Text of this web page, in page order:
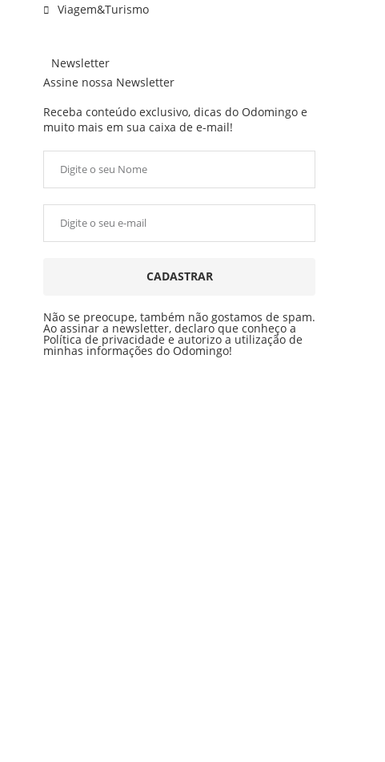
Viagem&Turismo
Newsletter
Assine nossa Newsletter
Receba conteúdo exclusivo, dicas do Odomingo e
muito mais em sua caixa de e-mail!
CADASTRAR
Não se preocupe, também não gostamos de spam.
Ao assinar a newsletter, declaro que conheço a
Política de privacidade e autorizo a utilização de
minhas informações do Odomingo!